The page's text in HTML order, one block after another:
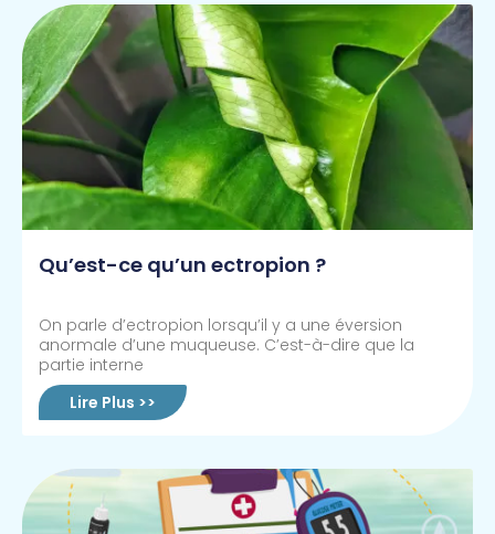
Qu’est-ce qu’un ectropion ?
On parle d’ectropion lorsqu’il y a une éversion
anormale d’une muqueuse. C’est-à-dire que la
partie interne
Lire Plus >>